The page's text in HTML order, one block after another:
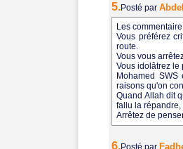
5.Posté par
Les
Vous préférez
route.
Vous vous
Vous idolâtrez le
Mohamed
raisons qu'on
Quand Allah dit
fallu la répandre,
Arrêtez de
6.Posté par